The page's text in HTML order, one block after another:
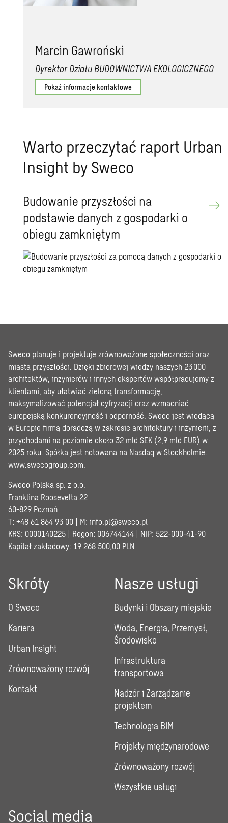
Marcin Gawroński
Dyrektor Działu BUDOWNICTWA EKOLOGICZNEGO
Pokaż informacje kontaktowe
Warto przeczytać raport Urban
Insight by Sweco
Budowanie przyszłości na
podstawie danych z gospodarki o
obiegu zamkniętym
Sweco planuje i projektuje zrównoważone społeczności oraz
miasta przyszłości. Dzięki zbiorowej wiedzy naszych 23 000
architektów, inżynierów i innych ekspertów współpracujemy z
klientami, aby ułatwiać zieloną transformację,
maksymalizować potencjał cyfryzacji oraz wzmacniać
europejską konkurencyjność i odporność. Sweco jest wiodącą
w Europie firmą doradczą w zakresie architektury i inżynierii, z
przychodami na poziomie około 32 mld SEK (2,9 mld EUR) w
2025 roku. Spółka jest notowana na Nasdaq w Stockholmie.
www.swecogroup.com
Sweco Polska sp. z o.o.
Franklina Roosevelta 22
60-829 Poznań
T: +48 61 864 93 00 | M: info.pl@sweco.pl
KRS: 0000140225 | Regon: 006744144 | NIP: 522-000-41-90
Kapitał zakładowy: 19 268 500,00 PLN
Skróty
O Sweco
Kariera
Urban Insight
Zrównoważony rozwój
Kontakt
Nasze usługi
Budynki i Obszary miejskie
Woda, Energia, Przemysł,
Środowisko
Infrastruktura
transportowa
Nadzór i Zarządzanie
projektem
Technologia BIM
Projekty międzynarodowe
Zrównoważony rozwój
Wszystkie usługi
Social media